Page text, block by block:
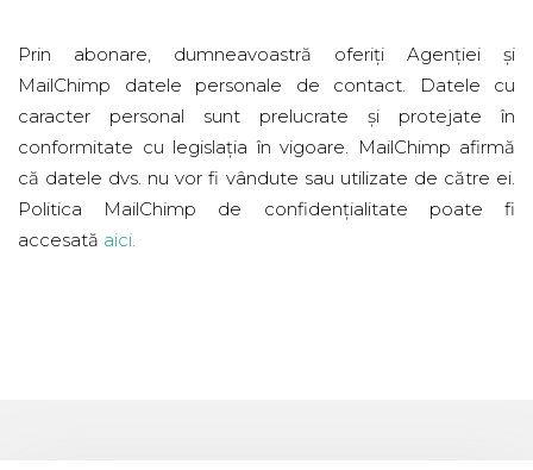
Prin abonare, dumneavoastră oferiți Agenției și
MailChimp datele personale de contact. Datele cu
caracter personal sunt prelucrate și protejate în
conformitate cu legislația în vigoare. MailChimp afirmă
că datele dvs. nu vor fi vândute sau utilizate de către ei.
Politica MailChimp de confidențialitate poate fi
accesată aici.